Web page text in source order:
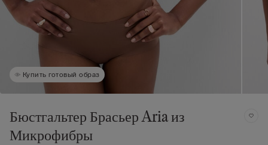
Купить готовый образ
Бюстгальтер Брасьер Aria из
Микрофибры